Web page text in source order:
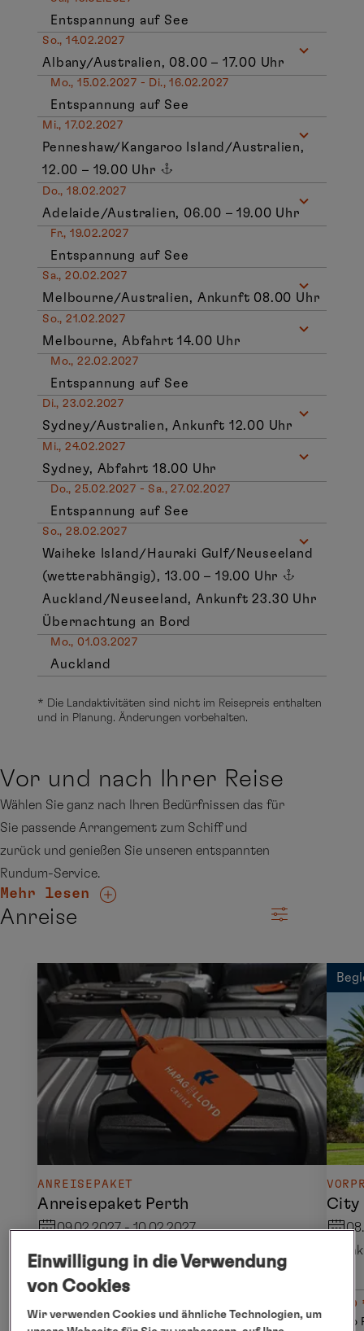
Entspannung auf See
So., 14.02.2027
Albany/Australien, 08.00 – 17.00 Uhr
Mo., 15.02.2027 - Di., 16.02.2027
Entspannung auf See
Mi., 17.02.2027
Penneshaw/Kangaroo Island/Australien,
12.00 – 19.00 Uhr
Do., 18.02.2027
Adelaide/Australien, 06.00 – 19.00 Uhr
Fr., 19.02.2027
Entspannung auf See
Sa., 20.02.2027
Melbourne/Australien, Ankunft 08.00 Uhr
So., 21.02.2027
Melbourne, Abfahrt 14.00 Uhr
Mo., 22.02.2027
Entspannung auf See
Di., 23.02.2027
Sydney/Australien, Ankunft 12.00 Uhr
Mi., 24.02.2027
Sydney, Abfahrt 18.00 Uhr
Do., 25.02.2027 - Sa., 27.02.2027
Entspannung auf See
So., 28.02.2027
Waiheke Island/Hauraki Gulf/Neuseeland
(wetterabhängig), 13.00 – 19.00 Uhr
Auckland/Neuseeland, Ankunft 23.30 Uhr
Übernachtung an Bord
Mo., 01.03.2027
Auckland
* Die Landaktivitäten sind nicht im Reisepreis enthalten
und in Planung. Änderungen vorbehalten.
Vor und nach Ihrer Reise
Wählen Sie ganz nach Ihren Bedürfnissen das für
Sie passende Arrangement zum Schiff und
zurück und genießen Sie unseren entspannten
Rundum-Service.
Mehr lesen
Anreise
ANREISEPAKET
Anreisepaket Perth
09.02.2027 - 10.02.2027
Details
City
pro
Einwilligung in die Verwendung
von Cookies
Wir verwenden Cookies und ähnliche Technologien, um